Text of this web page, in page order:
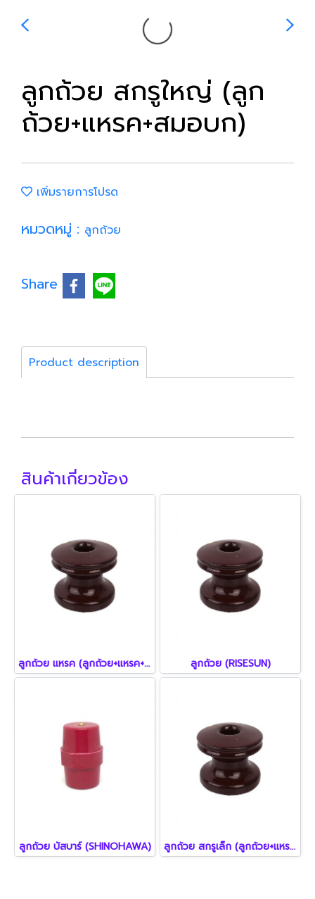
ลูกถ้วย สกรูใหญ่ (ลูก
ถ้วย+แหรค+สมอบก)
เพิ่มรายการโปรด
หมวดหมู่ : ลูกถ้วย
Share
Product description
สินค้าเกี่ยวข้อง
ลูกถ้วย แหรค (ลูกถ้วย+แหรค+สมอบก) ลูกถ้วย (RISESUN)
ลูกถ้วย บัสบาร์ (SHINOHAWA) ลูกถ้วย สกรูเล็ก (ลูกถ้วย+แหรค+สมอบก)